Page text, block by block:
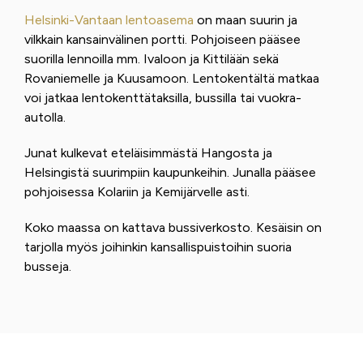
Helsinki-Vantaan lentoasema on maan suurin ja
vilkkain kansainvälinen portti. Pohjoiseen pääsee
suorilla lennoilla mm. Ivaloon ja Kittilään sekä
Rovaniemelle ja Kuusamoon. Lentokentältä matkaa
voi jatkaa lentokenttätaksilla, bussilla tai vuokra-
autolla.
Junat kulkevat eteläisimmästä Hangosta ja
Helsingistä suurimpiin kaupunkeihin. Junalla pääsee
pohjoisessa Kolariin ja Kemijärvelle asti.
Koko maassa on kattava bussiverkosto. Kesäisin on
tarjolla myös joihinkin kansallispuistoihin suoria
busseja.